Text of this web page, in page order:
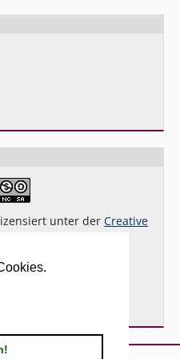
unter derCreative
erkennbare